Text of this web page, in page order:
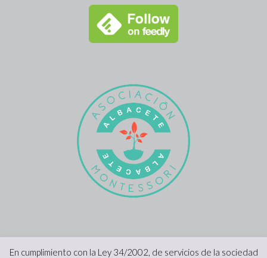
En cumplimiento con la Ley 34/2002, de servicios de la sociedad